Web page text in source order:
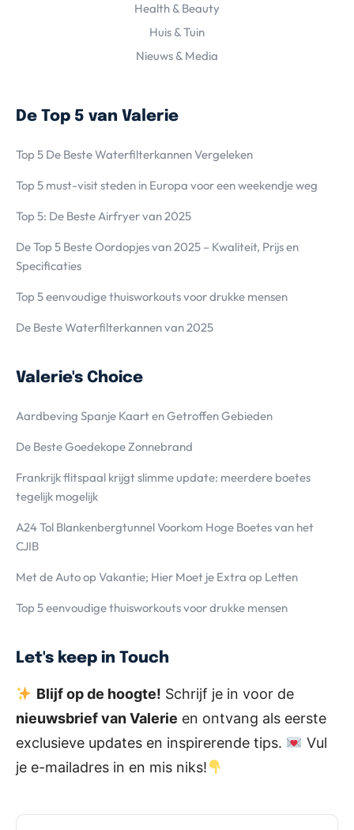
Health & Beauty
Huis & Tuin
Nieuws & Media
De Top 5 van Valerie
Top 5 De Beste Waterfilterkannen Vergeleken
Top 5 must-visit steden in Europa voor een weekendje weg
Top 5: De Beste Airfryer van 2025
De Top 5 Beste Oordopjes van 2025 – Kwaliteit, Prijs en
Specificaties
Top 5 eenvoudige thuisworkouts voor drukke mensen
De Beste Waterfilterkannen van 2025
Valerie's Choice
Aardbeving Spanje Kaart en Getroffen Gebieden
De Beste Goedekope Zonnebrand
Frankrijk flitspaal krijgt slimme update: meerdere boetes
tegelijk mogelijk
A24 Tol Blankenbergtunnel Voorkom Hoge Boetes van het
CJIB
Met de Auto op Vakantie; Hier Moet je Extra op Letten
Top 5 eenvoudige thuisworkouts voor drukke mensen
Let's keep in Touch
Blijf op de hoogte! Schrijf je in voor de
nieuwsbrief van Valerie en ontvang als eerste
exclusieve updates en inspirerende tips.
Vul
je e-mailadres in en mis niks!